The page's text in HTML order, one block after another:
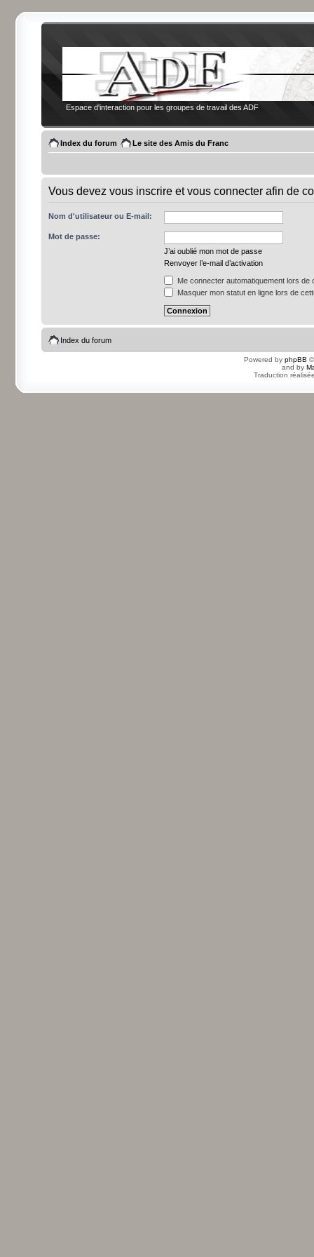
Espace d'interaction pour les groupes de travail des ADF
Index du forum Le site des Amis du Franc
Vous devez vous inscrire et vous connecter afin de
Nom d'utilisateur ou E-mail:
Mot de passe:
J’ai oublié mon mot de passe
Renvoyer l’e-mail d’activation
Me connecter automatiquement lors de
Masquer mon statut en ligne lors de
Index du forum
Powered by phpBB
and by
Traduction